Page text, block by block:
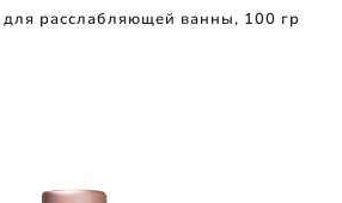
расслабляющей ванны, 100 гр